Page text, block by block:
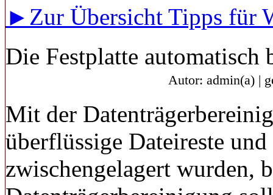
►Zur Übersicht Tipps für
Die Festplatte automatisch
Autor: admin(a) |
Mit der
überflüssige Dateireste
zwischengelagert wurden,